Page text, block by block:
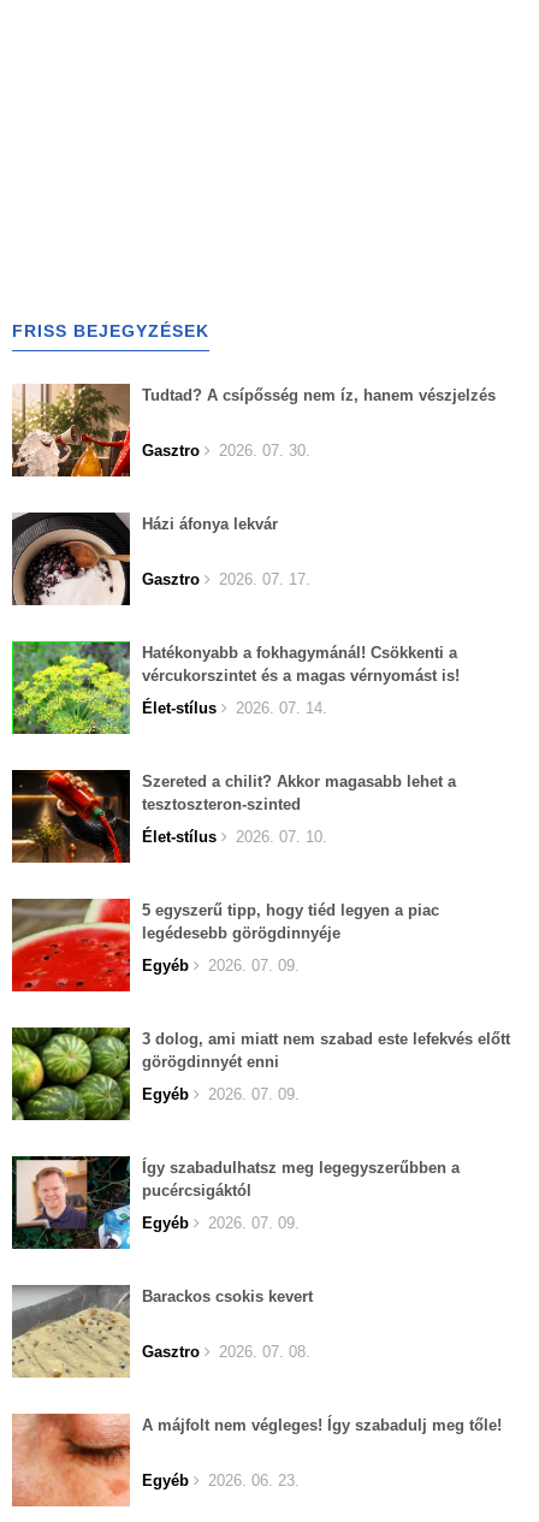
FRISS BEJEGYZÉSEK
Tudtad? A csípősség nem íz, hanem vészjelzés
Gasztro 2026. 07. 30.
Házi áfonya lekvár
Gasztro 2026. 07. 17.
Hatékonyabb a fokhagymánál! Csökkenti a
vércukorszintet és a magas vérnyomást is!
Élet-stílus
2026. 07. 14.
Szereted a chilit? Akkor magasabb lehet a
tesztoszteron-szinted
Élet-stílus
2026. 07. 10.
5 egyszerű tipp, hogy tiéd legyen a piac
legédesebb görögdinnyéje
Egyéb
2026. 07. 09.
3 dolog, ami miatt nem szabad este lefekvés előtt
görögdinnyét enni
Egyéb
2026. 07. 09.
Így szabadulhatsz meg legegyszerűbben a
pucércsigáktól
Egyéb
2026. 07. 09.
Barackos csokis kevert
Gasztro 2026. 07. 08.
A májfolt nem végleges! Így szabadulj meg tőle!
Egyéb 2026. 06. 23.